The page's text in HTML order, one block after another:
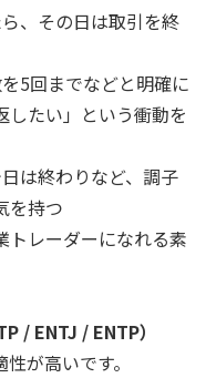
、その日は取引を終
5回までなどと明確に
たい」という衝動を
は終わりなど、調子
を持つ
トレーダーになれる素
/ ENTJ / ENTP）
が高いです。